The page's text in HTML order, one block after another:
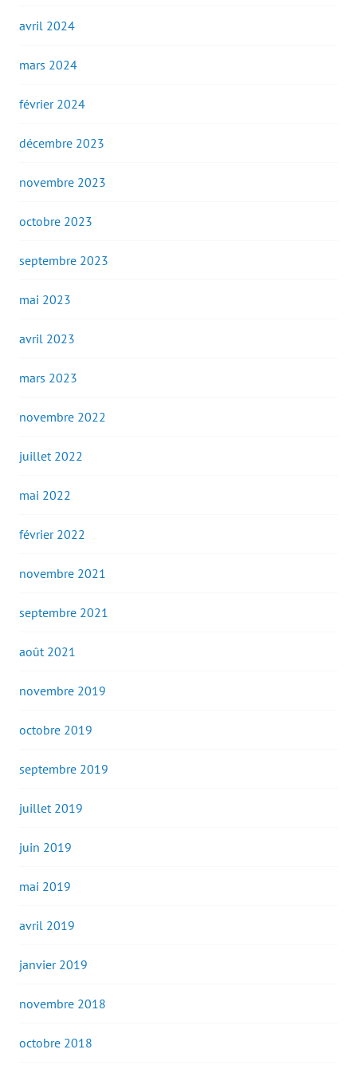
avril 2024
mars 2024
février 2024
décembre 2023
novembre 2023
octobre 2023
septembre 2023
mai 2023
avril 2023
mars 2023
novembre 2022
juillet 2022
mai 2022
février 2022
novembre 2021
septembre 2021
août 2021
novembre 2019
octobre 2019
septembre 2019
juillet 2019
juin 2019
mai 2019
avril 2019
janvier 2019
novembre 2018
octobre 2018